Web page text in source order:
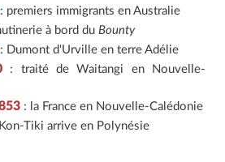
: premiers immigrants en Australie
à bord du Bounty
: Dumont d'Urville en terre Adélie
: traité de Waitangi en Nouvelle-
: la France en Nouvelle-Calédonie
Tiki arrive en Polynésie